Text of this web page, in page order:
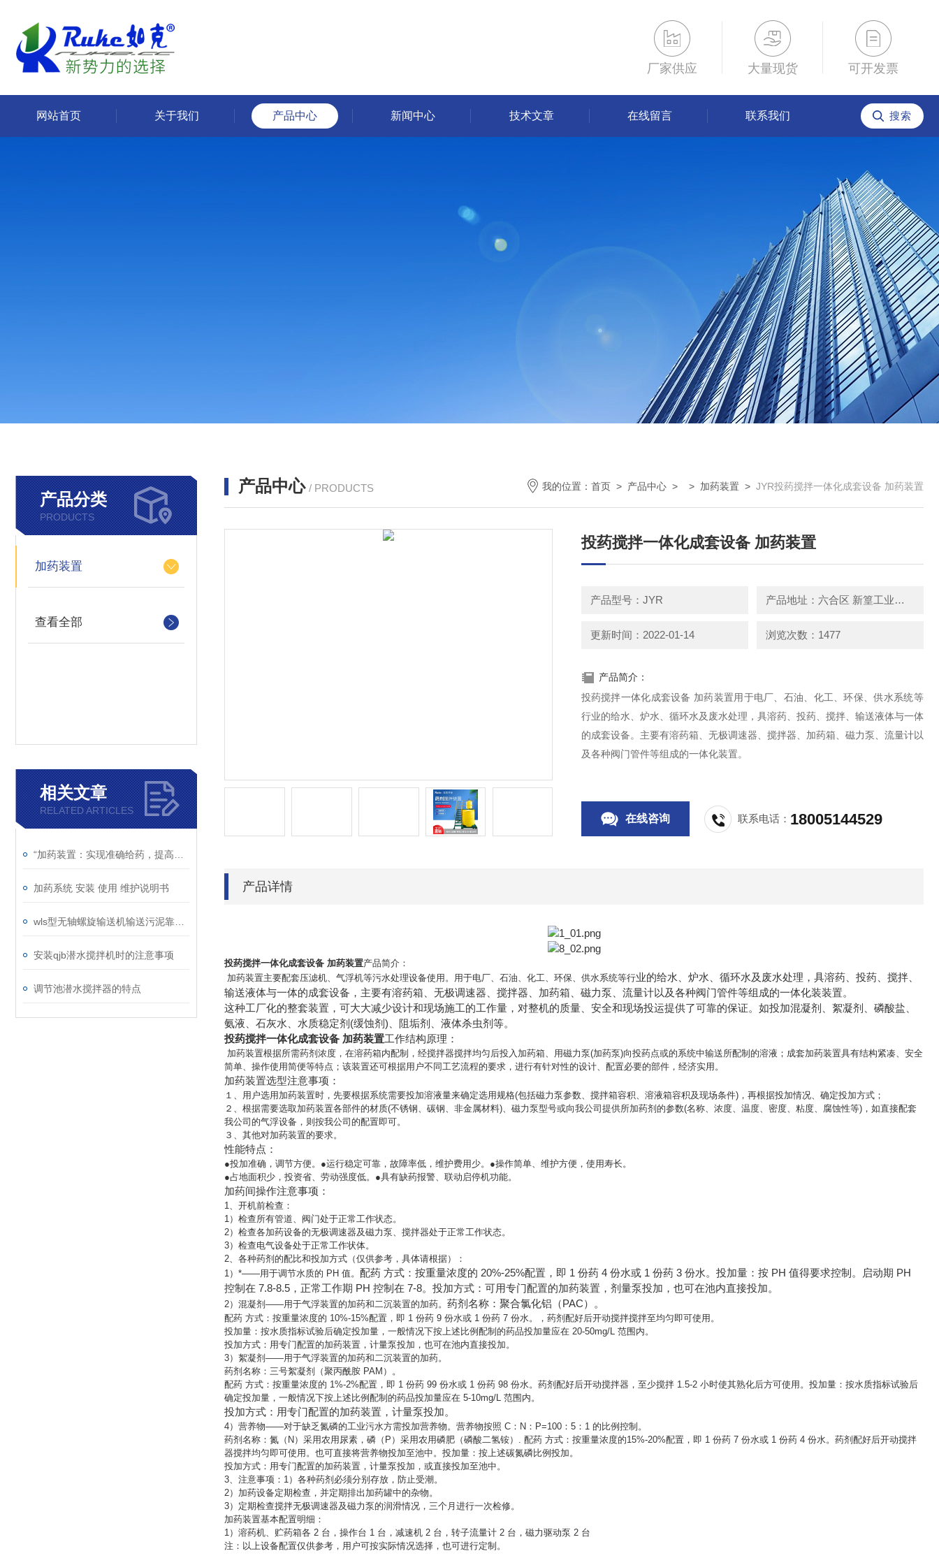
厂家供应 大量现货 可开发票
网站首页 关于我们 产品中心 新闻中心 技术文章 在线留言 联系我们
产品分类
PRODUCTS
加药装置
查看全部
相关文章
RELATED ARTICLES
加药系统 安装 使用 维护说明书
安装qjb潜水搅拌机时的注意事项
调节池潜水搅拌器的特点
产品中心 / PRODUCTS 我的位置： 首页 > 产品中心 > > 加药装置 > JYR投药搅拌一体化成套设备 加药装置
投药搅拌一体化成套设备 加药装置
产品型号：JYR 产品地址：六合区 新篁工业园园区中路3号
更新时间：2022-01-14 浏览次数：1477
产品简介：
投药搅拌一体化成套设备 加药装置用于电厂、石油、化工、环保、供水系统等
行业的给水、炉水、循环水及废水处理，具溶药、投药、搅拌、输送液体与一体
的成套设备。主要有溶药箱、无极调速器、搅拌器、加药箱、磁力泵、流量计以
及各种阀门管件等组成的一体化装置。
在线咨询 联系电话： 18005144529
产品详情
投药搅拌一体化成套设备 加药装置产品简介：
加药装置主要配套压滤机、气浮机等污水处理设备使用。用于电厂、石油、化工、环保、供水系统等行业的给水、炉水、循环水及废水处理，具溶药、投药、搅拌、
输送液体与一体的成套设备，主要有溶药箱、无极调速器、搅拌器、加药箱、磁力泵、流量计以及各种阀门管件等组成的一体化装装置。
这种工厂化的整套装置，可大大减少设计和现场施工的工作量，对整机的质量、安全和现场投运提供了可靠的保证。如投加混凝剂、絮凝剂、磷酸盐、
氨液、石灰水、水质稳定剂(缓蚀剂)、阻垢剂、液体杀虫剂等。
投药搅拌一体化成套设备 加药装置工作结构原理：
加药装置根据所需药剂浓度，在溶药箱内配制，经搅拌器搅拌均匀后投入加药箱、用磁力泵(加药泵)向投药点或的系统中输送所配制的溶液；成套加药装置具有结构紧凑、安全
简单、操作使用简便等特点；该装置还可根据用户不同工艺流程的要求，进行有针对性的设计、配置必要的部件，经济实用。
加药装置选型注意事项：
１、用户选用加药装置时，先要根据系统需要投加溶液量来确定选用规格(包括磁力泵参数、搅拌箱容积、溶液箱容积及现场条件)，再根据投加情况、确定投加方式；
２、根据需要选取加药装置各部件的材质(不锈钢、碳钢、非金属材料)、磁力泵型号或向我公司提供所加药剂的参数(名称、浓度、温度、密度、粘度、腐蚀性等)，如直接配套
我公司的气浮设备，则按我公司的配置即可。
３、其他对加药装置的要求。
性能特点：
●投加准确，调节方便。●运行稳定可靠，故障率低，维护费用少。●操作简单、维护方便，使用寿长。
●占地面积少，投资省、劳动强度低。●具有缺药报警、联动启停机功能。
加药间操作注意事项：
1、开机前检查：
1）检查所有管道、阀门处于正常工作状态。
2）检查各加药设备的无极调速器及磁力泵、搅拌器处于正常工作状态。
3）检查电气设备处于正常工作状体。
2、各种药剂的配比和投加方式（仅供参考，具体请根据）：
1）*——用于调节水质的 PH 值。 配药 方式：按重量浓度的 20%-25%配置，即 1 份药 4 份水或 1 份药 3 份水。投加量：按 PH 值得要求控制。启动期 PH
控制在 7.8-8.5，正常工作期 PH 控制在 7-8。投加方式：可用专门配置的加药装置，剂量泵投加，也可在池内直接投加。
2）混凝剂——用于气浮装置的加药和二沉装置的加药。 药剂名称：聚合氯化铝（PAC）。
配药 方式：按重量浓度的 10%-15%配置，即 1 份药 9 份水或 1 份药 7 份水。，药剂配好后开动搅拌搅拌至均匀即可使用。
投加量：按水质指标试验后确定投加量，一般情况下按上述比例配制的药品投加量应在 20-50mg/L 范围内。
投加方式：用专门配置的加药装置，计量泵投加，也可在池内直接投加。
3）絮凝剂——用于气浮装置的加药和二沉装置的加药。
药剂名称：三号絮凝剂（聚丙酰胺 PAM）。
配药 方式：按重量浓度的 1%-2%配置，即 1 份药 99 份水或 1 份药 98 份水。药剂配好后开动搅拌器，至少搅拌 1.5-2 小时使其熟化后方可使用。投加量：按水质指标试验后
确定投加量，一般情况下按上述比例配制的药品投加量应在 5-10mg/L 范围内。
投加方式：用专门配置的加药装置，计量泵投加。
4）营养物——对于缺乏氮磷的工业污水方需投加营养物。营养物按照 C：N：P=100：5：1 的比例控制。
药剂名称：氮（N）采用农用尿素，磷（P）采用农用磷肥（磷酸二氢铵）. 配药 方式：按重量浓度的15%-20%配置，即 1 份药 7 份水或 1 份药 4 份水。药剂配好后开动搅拌
器搅拌均匀即可使用。也可直接将营养物投加至池中。投加量：按上述碳氮磷比例投加。
投加方式：用专门配置的加药装置，计量泵投加，或直接投加至池中。
3、注意事项：1）各种药剂必须分别存放，防止受潮。
2）加药设备定期检查，并定期排出加药罐中的杂物。
3）定期检查搅拌无极调速器及磁力泵的润滑情况，三个月进行一次检修。
加药装置基本配置明细：
1）溶药机、贮药箱各 2 台，操作台 1 台，减速机 2 台，转子流量计 2 台，磁力驱动泵 2 台
注：以上设备配置仅供参考，用户可按实际情况选择，也可进行定制。